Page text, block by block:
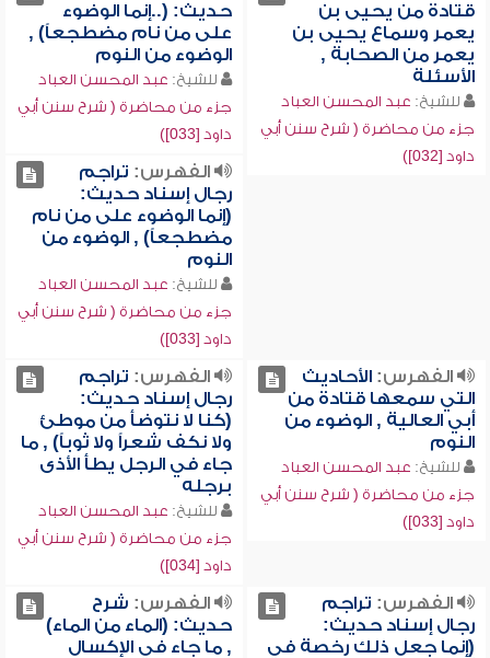
قتادة من يحيى بن
يعمر وسماع يحيى بن
يعمر من الصحابة ,
الأسئلة
للشيخ: عبد المحسن العباد
جزء من محاضرة ( شرح سنن أبي
داود [032])
حديث: (..إنما الوضوء
على من نام مضطجعاً) ,
الوضوء من النوم
للشيخ: عبد المحسن العباد
جزء من محاضرة ( شرح سنن أبي
داود [033])
الفهرس: تراجم
رجال إسناد حديث:
(إنما الوضوء على من نام
مضطجعاً) , الوضوء من
النوم
للشيخ: عبد المحسن العباد
جزء من محاضرة ( شرح سنن أبي
داود [033])
الفهرس:الأحاديث
التي سمعها قتادة من
أبي العالية , الوضوء من
النوم
للشيخ: عبد المحسن العباد
جزء من محاضرة ( شرح سنن أبي
داود [033])
الفهرس: تراجم
رجال إسناد حديث:
(كنا لا نتوضأ من موطئ
ولا نكف شعراً ولا ثوباً) , ما
جاء في الرجل يطأ الأذى
برجله
للشيخ: عبد المحسن العباد
جزء من محاضرة ( شرح سنن أبي
داود [034])
الفهرس: تراجم
رجال إسناد حديث:
(إنما جعل ذلك رخصة في
الفهرس: شرح
حديث: (الماء من الماء)
, ما جاء في الإكسال